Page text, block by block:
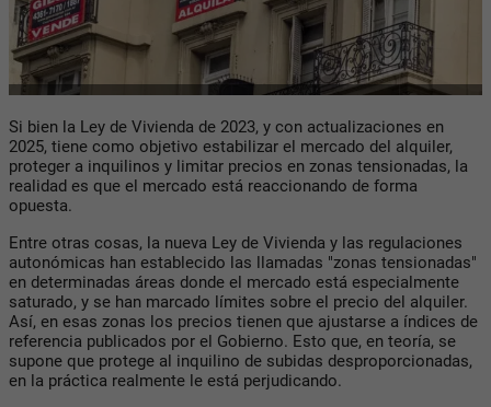
Si bien la Ley de Vivienda de 2023, y con actualizaciones en
2025, tiene como objetivo estabilizar el mercado del alquiler,
proteger a inquilinos y limitar precios en zonas tensionadas, la
realidad es que el mercado está reaccionando de forma
opuesta.
Entre otras cosas, la nueva Ley de Vivienda y las regulaciones
autonómicas han establecido las llamadas "zonas tensionadas"
en determinadas áreas donde el mercado está especialmente
saturado, y se han marcado límites sobre el precio del alquiler.
Así, en esas zonas los precios tienen que ajustarse a índices de
referencia publicados por el Gobierno. Esto que, en teoría, se
supone que protege al inquilino de subidas desproporcionadas,
en la práctica realmente le está perjudicando.